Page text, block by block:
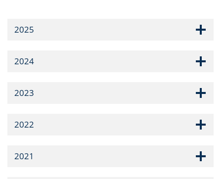
2025
2024
2023
2022
2021